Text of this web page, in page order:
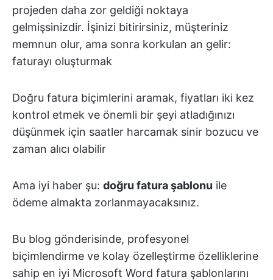
projeden daha zor geldiği noktaya
gelmişsinizdir. İşinizi bitirirsiniz, müşteriniz
memnun olur, ama sonra korkulan an gelir:
faturayı oluşturmak
Doğru fatura biçimlerini aramak, fiyatları iki kez
kontrol etmek ve önemli bir şeyi atladığınızı
düşünmek için saatler harcamak sinir bozucu ve
zaman alıcı olabilir
Ama iyi haber şu: doğru fatura şablonu ile
ödeme almakta zorlanmayacaksınız.
Bu blog gönderisinde, profesyonel
biçimlendirme ve kolay özelleştirme özelliklerine
sahip en iyi Microsoft Word fatura şablonlarını